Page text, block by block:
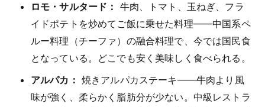
ロモ・サルタード： 牛肉、トマト、玉ねぎ、フラ
イドポテトを炒めてご飯に乗せた料理——中国系ペ
ルー料理（チーファ）の融合料理で、今では国民食
となっている。どこでも安く美味しく食べられる。
アルパカ： 焼きアルパカステーキ——牛肉より風
味が強く、柔らかく脂肪分が少ない。中級レストラ